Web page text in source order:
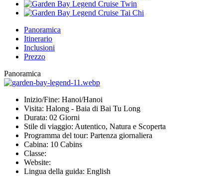
Panoramica
Itinerario
Inclusioni
Prezzo
Panoramica
Inizio/Fine: Hanoi/Hanoi
Visita: Halong - Baia di Bai Tu Long
Durata: 02 Giorni
Stile di viaggio: Autentico, Natura e Scoperta
Programma del tour: Partenza giornaliera
Cabina: 10 Cabins
Classe:
Website:
Lingua della guida: English